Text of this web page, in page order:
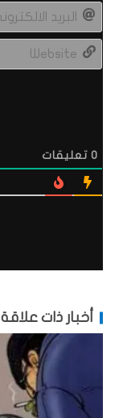
0 تعليقات
أخبار ذات علاقة